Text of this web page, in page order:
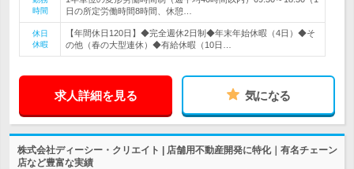
時間
日の所定労働時間8時間、休憩…
休日
休暇
【年間休日120日】◆完全週休2日制◆年末年始休暇（4日）◆そ
の他（春の大型連休）◆有給休暇（10日…
求人詳細を見る 気になる
株式会社ディーシー・クリエイト | 店舗用不動産開発に特化｜有名チェーン
店など豊富な実績